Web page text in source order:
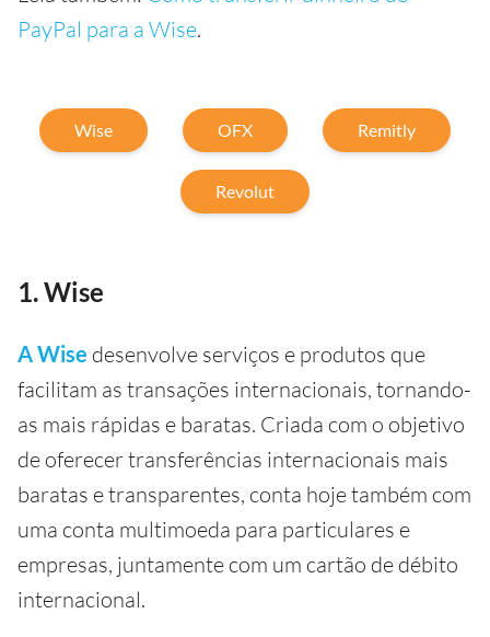
PayPal para a Wise.
Wise OFX Remitly
Revolut
1. Wise
A Wise desenvolve serviços e produtos que
facilitam as transações internacionais, tornando-
as mais rápidas e baratas. Criada com o objetivo
de oferecer transferências internacionais mais
baratas e transparentes, conta hoje também com
uma conta multimoeda para particulares e
empresas, juntamente com um cartão de débito
internacional.